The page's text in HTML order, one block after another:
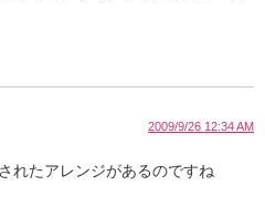
2009/9/26 12:34 AM
れたアレンジがあるのですね